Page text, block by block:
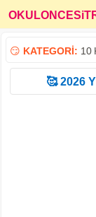
😏 KATEGORİ: 10
🥰 2026